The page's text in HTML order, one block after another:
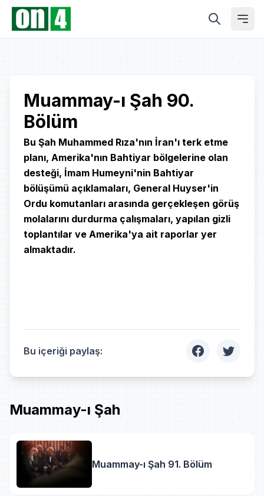
Play
Video
Muammay-ı Şah 90.
Bölüm
Bu Şah Muhammed Rıza'nın İran'ı terk etme
planı, Amerika'nın Bahtiyar bölgelerine olan
desteği, İmam Humeyni'nin Bahtiyar
bölüşümü açıklamaları, General Huyser'in
Ordu komutanları arasında gerçekleşen görüş
molalarını durdurma çalışmaları, yapılan gizli
toplantılar ve Amerika'ya ait raporlar yer
almaktadır.
Bu içeriği paylaş:
Muammay-ı Şah
Muammay-ı Şah 91. Bölüm